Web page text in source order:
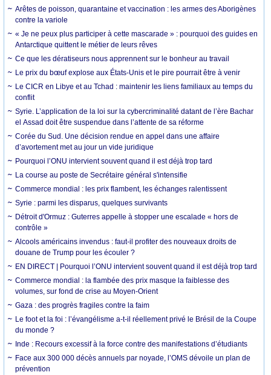
Arêtes de poisson, quarantaine et vaccination : les armes des Aborigènes
contre la variole
« Je ne peux plus participer à cette mascarade » : pourquoi des guides en
Antarctique quittent le métier de leurs rêves
Ce que les dératiseurs nous apprennent sur le bonheur au travail
Le prix du bœuf explose aux États-Unis et le pire pourrait être à venir
Le CICR en Libye et au Tchad : maintenir les liens familiaux au temps du
conflit
Syrie. L’application de la loi sur la cybercriminalité datant de l’ère Bachar
el Assad doit être suspendue dans l’attente de sa réforme
Corée du Sud. Une décision rendue en appel dans une affaire
d’avortement met au jour un vide juridique
Pourquoi l’ONU intervient souvent quand il est déjà trop tard
La course au poste de Secrétaire général s'intensifie
Commerce mondial : les prix flambent, les échanges ralentissent
Syrie : parmi les disparus, quelques survivants
Détroit d'Ormuz : Guterres appelle à stopper une escalade « hors de
contrôle »
Alcools américains invendus : faut-il profiter des nouveaux droits de
douane de Trump pour les écouler ?
EN DIRECT | Pourquoi l’ONU intervient souvent quand il est déjà trop tard
Commerce mondial : la flambée des prix masque la faiblesse des
volumes, sur fond de crise au Moyen-Orient
Gaza : des progrès fragiles contre la faim
Le foot et la foi : l’évangélisme a-t-il réellement privé le Brésil de la Coupe
du monde ?
Inde : Recours excessif à la force contre des manifestations d’étudiants
Face aux 300 000 décès annuels par noyade, l’OMS dévoile un plan de
prévention